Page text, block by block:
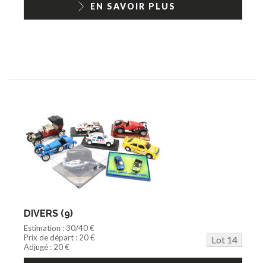
EN SAVOIR PLUS
DIVERS (9)
Estimation : 30/40 €
Prix de départ : 20 €
Lot 14
Adjugé : 20 €